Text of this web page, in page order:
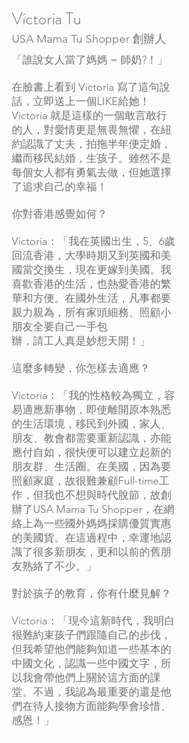
Victoria Tu
USA Mama Tu Shopper 創辦人
「誰說女人當了媽媽 = 師奶?！」
在臉書上看到 Victoria 寫了這句說
話，立即送上一個LIKE給她！
Victoria 就是這樣的一個敢言敢行
的人，對愛情更是無畏無懼，在紐
約認識了丈夫，拍拖半年便定婚，
繼而移民結婚，生孩子。雖然不是
每個女人都有勇氣去做，但她選擇
了追求自己的幸福！
你對香港感覺如何？
Victoria：「我在英國出生，5、6歲
回流香港，大學時期又到英國和美
國當交換生，現在更嫁到美國。我
喜歡香港的生活，也熱愛香港的繁
華和方便。在國外生活，凡事都要
親力親為，所有家頭細務、照顧小
朋友全要自己一手包
辦，請工人真是妙想天開！」
這麼多轉變，你怎樣去適應？
Victoria：「我的性格較為獨立，容
易適應新事物，即使離開原本熟悉
的生活環境，移民到外國，家人、
朋友、教會都需要重新認識，亦能
應付自如，很快便可以建立起新的
朋友群、生活圈。在美國，因為要
照顧家庭，故很難兼顧Full-time工
作，但我也不想與時代脫節，故創
辦了USA Mama Tu Shopper，在網
絡上為一些國外媽媽採購優質實惠
的美國貨。在這過程中，幸運地認
識了很多新朋友，更和以前的舊朋
友熟絡了不少。」
對於孩子的教育，你有什麼見解？
Victoria：「現今這新時代，我明白
很難約束孩子們跟隨自己的步伐，
但我希望他們能夠知道一些基本的
中國文化，認識一些中國文字，所
以我會帶他們上關於這方面的課
堂。不過，我認為最重要的還是他
們在待人接物方面能夠學會珍惜、
感恩！」